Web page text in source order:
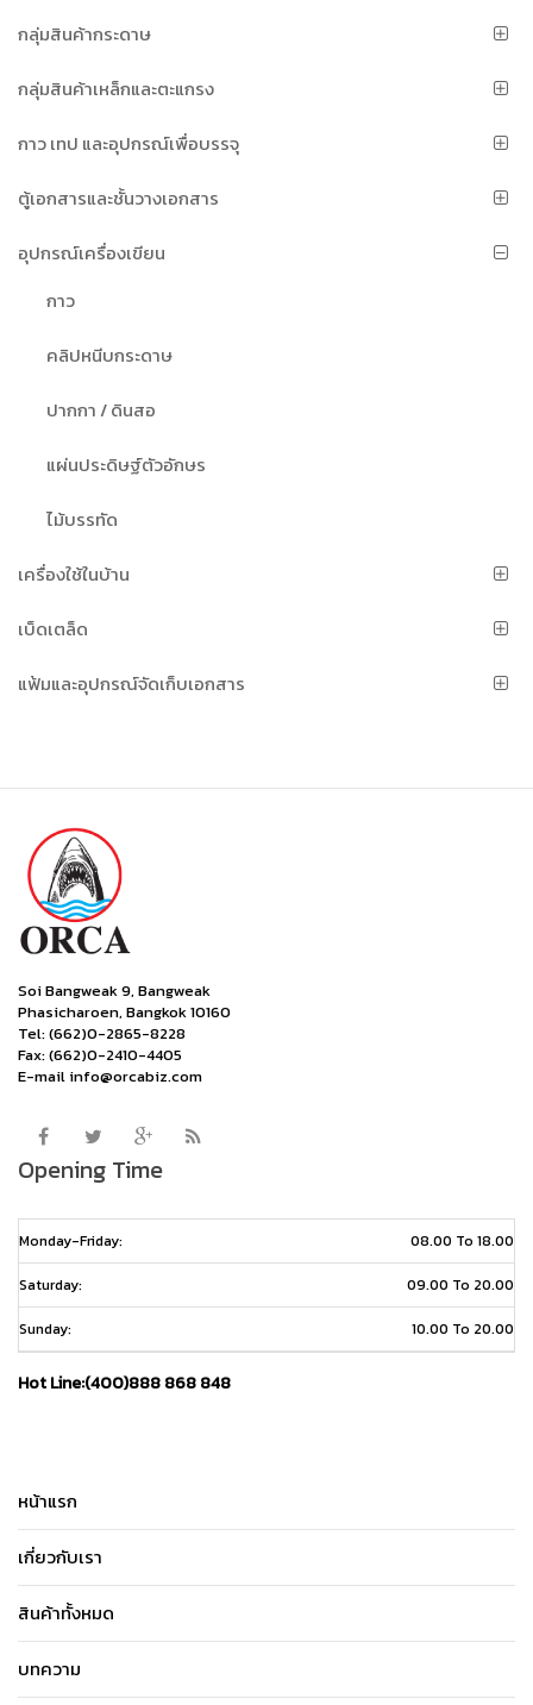
กลุ่มสินค้ากระดาษ
กลุ่มสินค้าเหล็กและตะแกรง
กาว เทป และอุปกรณ์เพื่อบรรจุ
ตู้เอกสารและชั้นวางเอกสาร
อุปกรณ์เครื่องเขียน
กาว
คลิปหนีบกระดาษ
ปากกา / ดินสอ
แผ่นประดิษฐ์ตัวอักษร
ไม้บรรทัด
เครื่องใช้ในบ้าน
เบ็ดเตล็ด
แฟ้มและอุปกรณ์จัดเก็บเอกสาร
Soi Bangweak 9, Bangweak
Phasicharoen, Bangkok 10160
Tel: (662)0-2865-8228
Fax: (662)0-2410-4405
E-mail info@orcabiz.com
Opening Time
Monday-Friday: 08.00 To 18.00
Saturday: 09.00 To 20.00
Sunday: 10.00 To 20.00
Hot Line:(400)888 868 848
หน้าแรก
เกี่ยวกับเรา
สินค้าทั้งหมด
บทความ